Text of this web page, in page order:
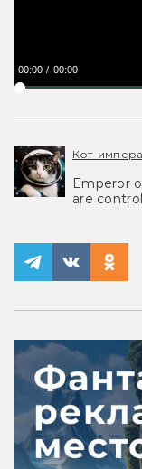
00:00 00:00
Кот-
Emperor
are